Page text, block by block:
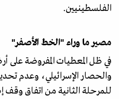
الفلسطينيين.
مصير ما وراء "الخط الأصفر"
في ظل المعطيات المفروضة على
والحصار الإسرائيلي، وعدم
للمرحلة الثانية من اتفاق وقف